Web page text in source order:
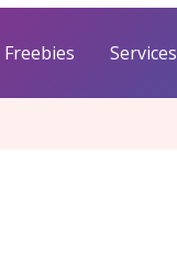
Freebies Services